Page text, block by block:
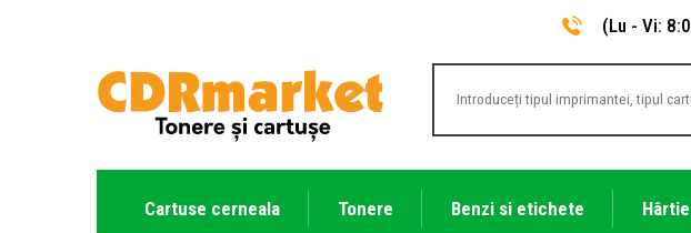
(Lu - Vi:
Cartuse cerneala Tonere Benzi si etichete Hârtie